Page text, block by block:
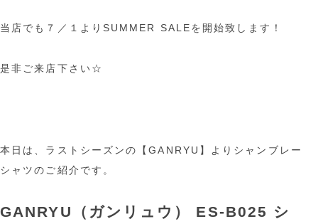
当店でも７／１よりSUMMER SALEを開始致します！
是非ご来店下さい☆
本日は、ラストシーズンの【GANRYU】よりシャンブレー
シャツのご紹介です。
GANRYU（ガンリュウ） ES-B025 シ